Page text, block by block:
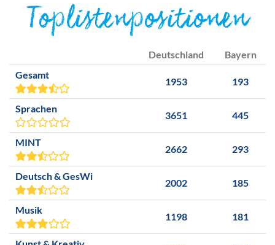
Toplistenpositionen
Deutschland
Bayern
Gesamt
1953 193
Sprachen
3651 445
MINT
2662 293
Deutsch & GesWi
2002 185
Musik
1198 181